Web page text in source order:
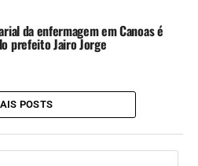
da enfermagem em Canoas é
prefeito Jairo Jorge
POSTS